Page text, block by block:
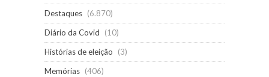
Destaques (6.870)
Diário da Covid
(10)
Histórias de eleição
(3)
Memórias (406)